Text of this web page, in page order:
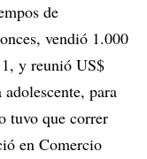
de
vendió 1.000
y reunió US$
para
tuvo que correr
en Comercio